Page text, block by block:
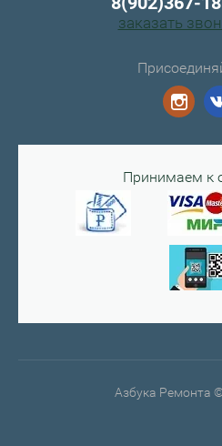
заказать
Принимаем к
Азбука Ремонта